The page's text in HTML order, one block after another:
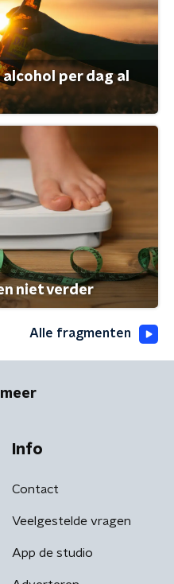
alcohol per dag al
niet verder
Alle fragmenten
Info
Contact
Veelgestelde vragen
App de studio